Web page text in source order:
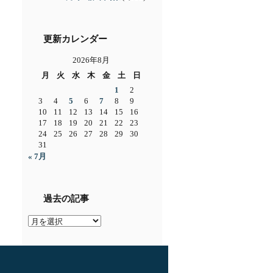
更新カレンダー
2026年8月
月
火 水 木 金 土
日
1
2
3
4 5 6 7 8
9
10
11 12 13 14 15
16
17
18 19 20 21 22
23
24
25 26 27 28 29
30
31
« 7月
過去の記事
過